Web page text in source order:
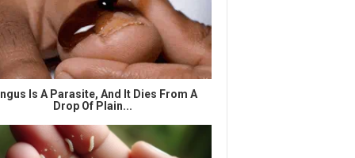
Is A Parasite, And It Dies From A
Drop Of Plain...